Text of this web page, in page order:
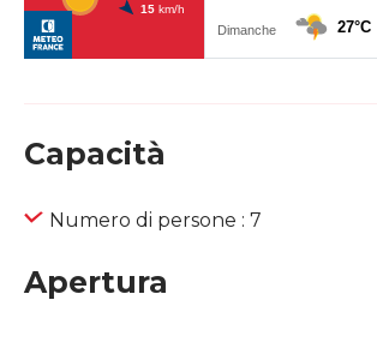
Capacità
Numero di persone : 7
Apertura